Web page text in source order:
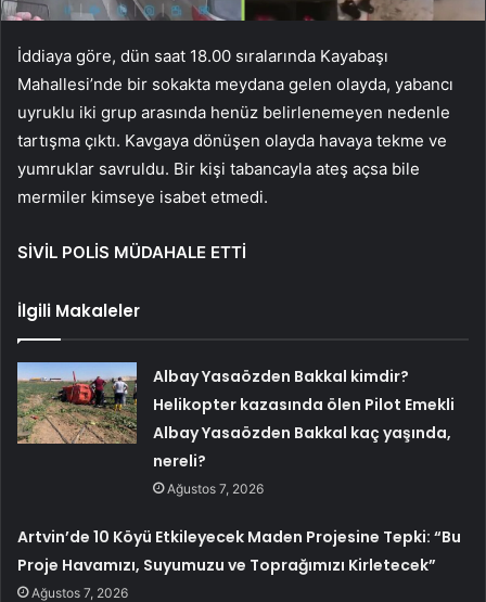
İddiaya göre, dün saat 18.00 sıralarında Kayabaşı
Mahallesi’nde bir sokakta meydana gelen olayda, yabancı
uyruklu iki grup arasında henüz belirlenemeyen nedenle
tartışma çıktı. Kavgaya dönüşen olayda havaya tekme ve
yumruklar savruldu. Bir kişi tabancayla ateş açsa bile
mermiler kimseye isabet etmedi.
SİVİL POLİS MÜDAHALE ETTİ
İlgili Makaleler
Albay Yasaözden Bakkal kimdir?
Helikopter kazasında ölen Pilot Emekli
Albay Yasaözden Bakkal kaç yaşında,
nereli?
Ağustos 7, 2026
Artvin’de 10 Köyü Etkileyecek Maden Projesine Tepki: “Bu
Proje Havamızı, Suyumuzu ve Toprağımızı Kirletecek”
Ağustos 7, 2026